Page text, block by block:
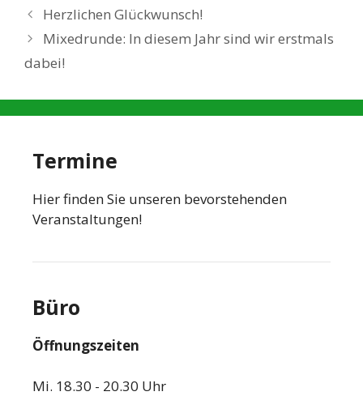
Herzlichen Glückwunsch!
Mixedrunde: In diesem Jahr sind wir erstmals
dabei!
Termine
Hier finden Sie unseren bevorstehenden
Veranstaltungen!
Büro
Öffnungszeiten
Mi. 18.30 - 20.30 Uhr